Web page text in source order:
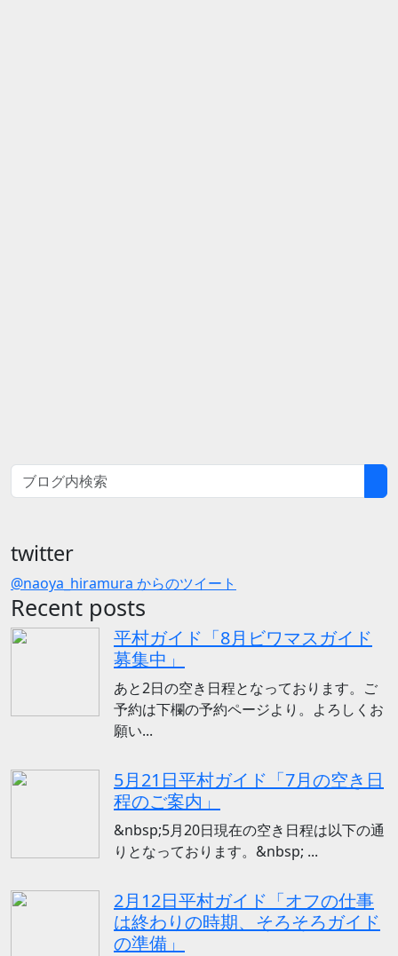
twitter
@naoya_hiramura からのツイート
Recent posts
平村ガイド「8月ビワマスガイド
募集中」
あと2日の空き日程となっております。ご
予約は下欄の予約ページより。よろしくお
願い...
5月21日平村ガイド「7月の空き日
程のご案内」
&nbsp;5月20日現在の空き日程は以下の通
りとなっております。&nbsp; ...
2月12日平村ガイド「オフの仕事
は終わりの時期、そろそろガイド
の準備」